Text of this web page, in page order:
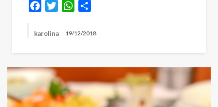
FacebookTwitterWhatsApp
karolina 19/12/2018